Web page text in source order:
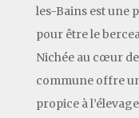
les-Bains est une
pour être le
Nichée au cœur
commune offre
propice à